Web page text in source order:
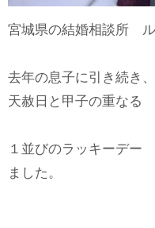
宮城県の結婚相談所 ル
去年の息子に引き続き
天赦日と甲子の重なる
１並びのラッキーデー
ました。